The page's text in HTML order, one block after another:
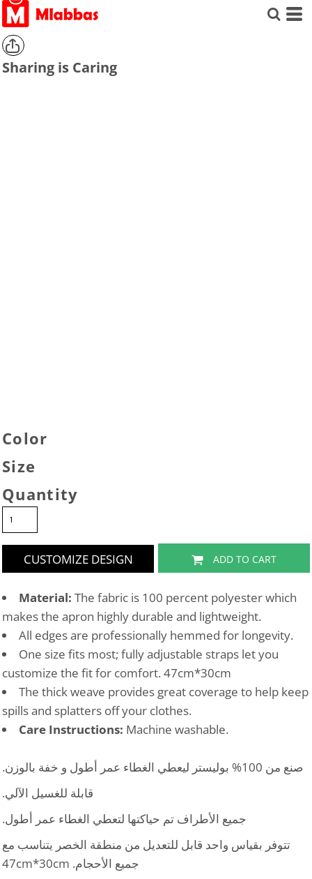
Sharing is Caring
Color
Size
Quantity
CUSTOMIZE DESIGN ADD TO CART
Material: The fabric is 100 percent polyester which
makes the apron highly durable and lightweight.
All edges are professionally hemmed for longevity.
One size fits most; fully adjustable straps let you
customize the fit for comfort. 47cm*30cm
The thick weave provides great coverage to help keep
spills and splatters off your clothes.
Care Instructions: Machine washable.
صنع من 100% بوليستر ليعطي الغطاء عمر أطول و خفة بالوزن.
قابلة للغسيل الآلي.
جميع الأطراف تم حياكتها لتعطي الغطاء عمر أطول.
تتوفر بقياس واحد قابل للتعديل من منطقة الخصر يتناسب مع
جميع الأحجام. 47cm*30cm